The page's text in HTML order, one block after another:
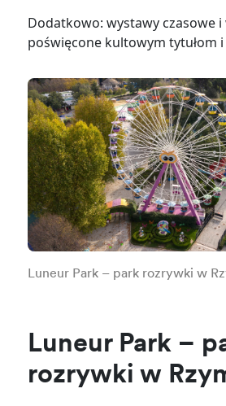
Dodatkowo: wystawy czasowe
poświęcone kultowym tytułom
Luneur Park – park rozrywki w
Luneur Park –
rozrywki w